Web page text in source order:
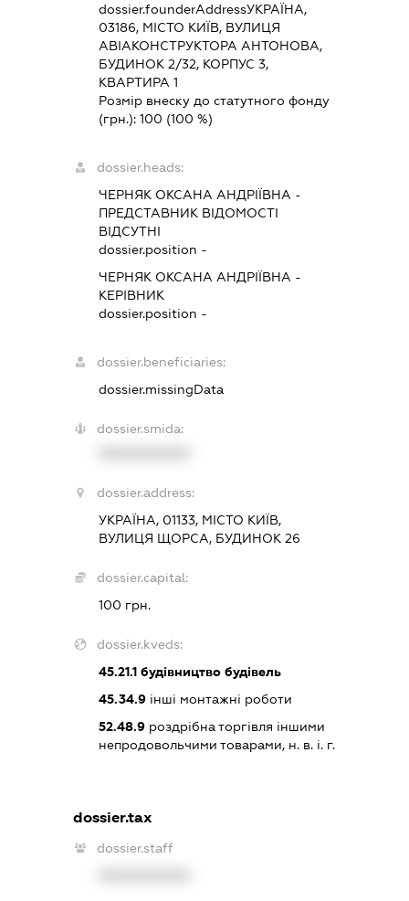
dossier.founderAddressУКРАЇНА,
03186, МІСТО КИЇВ, ВУЛИЦЯ
АВІАКОНСТРУКТОРА АНТОНОВА,
БУДИНОК 2/32, КОРПУС 3,
КВАРТИРА 1
Розмір внеску до статутного фонду
(грн.): 100 (100 %)
dossier.heads:
ЧЕРНЯК ОКСАНА АНДРІЇВНА -
ПРЕДСТАВНИК ВІДОМОСТІ
ВІДСУТНІ
dossier.position -
ЧЕРНЯК ОКСАНА АНДРІЇВНА -
КЕРІВНИК
dossier.position -
dossier.beneficiaries:
dossier.missingData
dossier.smida:
dossier.address:
УКРАЇНА, 01133, МІСТО КИЇВ,
ВУЛИЦЯ ЩОРСА, БУДИНОК 26
dossier.capital:
100 грн.
dossier.kveds:
45.21.1будівництво будівель
45.34.9інші монтажні роботи
52.48.9роздрібна торгівля іншими
непродовольчими товарами, н. в. і. г.
dossier.tax
dossier.staff